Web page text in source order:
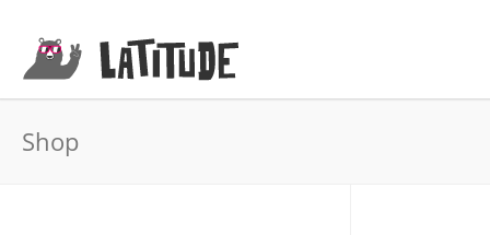
Shop